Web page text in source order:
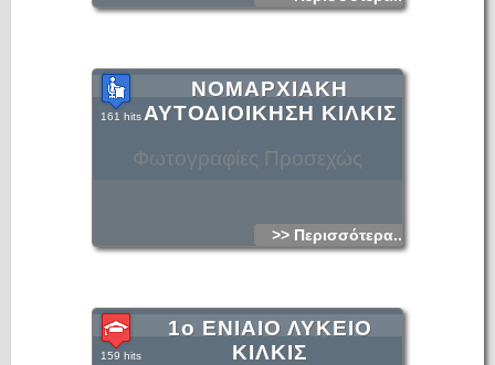
Φωτογραφίες Προσεχώς
ΝΟΜΑΡΧΙΑΚΗ
ΑΥΤΟΔΙΟΙΚΗΣΗ ΚΙΛΚΙΣ
161 hits
>> Περισσότερα...
1ο ΕΝΙΑΙΟ ΛΥΚΕΙΟ
ΚΙΛΚΙΣ
159 hits